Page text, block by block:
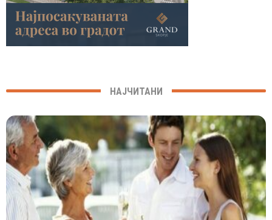
НАЈЧИТАНИ